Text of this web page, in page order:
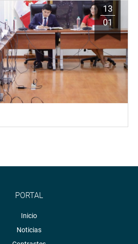
13
01
PORTAL
Inicio
Noticias